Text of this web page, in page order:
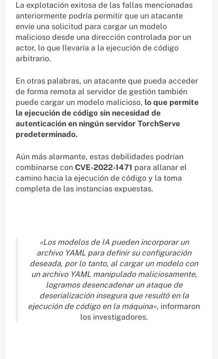
La explotación exitosa de las fallas mencionadas
anteriormente podría permitir que un atacante
envíe una solicitud para cargar un modelo
malicioso desde una dirección controlada por un
actor, lo que llevaría a la ejecución de código
arbitrario.
En otras palabras, un atacante que pueda acceder
de forma remota al servidor de gestión también
puede cargar un modelo malicioso, lo que permite
la ejecución de código sin necesidad de
autenticación en ningún servidor TorchServe
predeterminado.
Aún más alarmante, estas debilidades podrían
combinarse con CVE-2022-1471 para allanar el
camino hacia la ejecución de código y la toma
completa de las instancias expuestas.
«Los modelos de IA pueden incorporar un
archivo YAML para definir su configuración
deseada, por lo tanto, al cargar un modelo con
un archivo YAML manipulado maliciosamente,
logramos desencadenar un ataque de
deserialización insegura que resultó en la
ejecución de código en la máquina», informaron
los investigadores.